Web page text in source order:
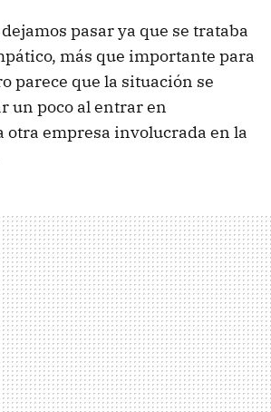
pasar ya que se trataba
más que importante para
parece que la situación se
un poco al entrar en
otra empresa involucrada en la